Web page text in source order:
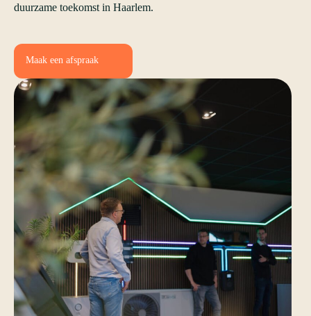
duurzame toekomst in Haarlem.
Maak een afspraak